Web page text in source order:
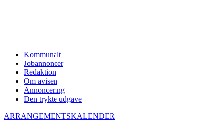
Kommunalt
Jobannoncer
Redaktion
Om avisen
Annoncering
Den trykte udgave
ARRANGEMENTSKALENDER